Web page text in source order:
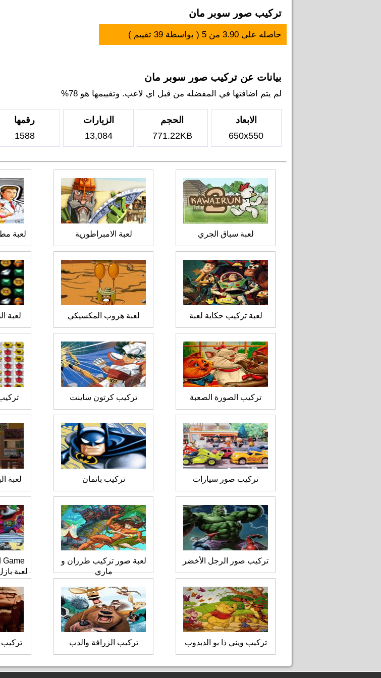
تركيب صور سوبر مان
حاصله على 3.90 من 5 ( بواسطة 39 تقييم )
بيانات عن تركيب صور سوبر مان
لم يتم اضافتها في المفضله من قبل اي لاعب. وتقييمها هو 78%
الابعاد
650x550
الحجم
771.22KB
الزيارات
13,084
رقمها
1588
لعبة سباق الجري لعبة الامبراطورية
لعبة
لعبة تركيب حكاية لعبة لعبة هروب المكسيكي لعبة
تركيب الصورة الصعبة تركيب كرتون ساينت
تركيب صور سيارات تركيب باتمان لعبة
تركيب صور الرجل الأخضر
لعبة صور تركيب طرزان و
ماري
Game
لعبة
تركيب ويني ذا بو الدبدوب تركيب الزرافة والدب